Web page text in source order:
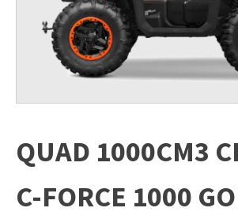
QUAD 1000CM3
C-FORCE 1000